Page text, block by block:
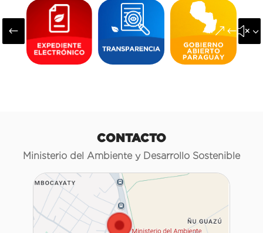
#
CONTACTO
Ministerio del Ambiente y Desarrollo Sostenible